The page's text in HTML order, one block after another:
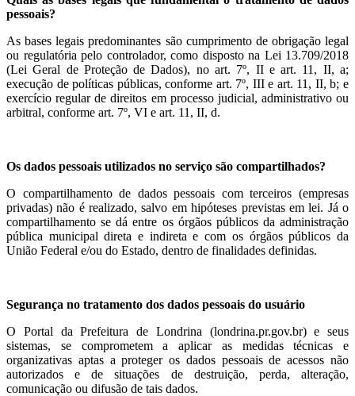
pessoais?
As bases legais predominantes são cumprimento de obrigação legal
ou regulatória pelo controlador, como disposto na Lei 13.709/2018
(Lei Geral de Proteção de Dados), no art. 7º, II e art. 11, II, a;
execução de políticas públicas, conforme art. 7º, III e art. 11, II, b; e
exercício regular de direitos em processo judicial, administrativo ou
arbitral, conforme art. 7º, VI e art. 11, II, d.
Os dados pessoais utilizados no serviço são compartilhados?
O compartilhamento de dados pessoais com terceiros (empresas
privadas) não é realizado, salvo em hipóteses previstas em lei. Já o
compartilhamento se dá entre os órgãos públicos da administração
pública municipal direta e indireta e com os órgãos públicos da
União Federal e/ou do Estado, dentro de finalidades definidas.
Segurança no tratamento dos dados pessoais do usuário
O Portal da Prefeitura de Londrina (londrina.pr.gov.br) e seus
sistemas, se comprometem a aplicar as medidas técnicas e
organizativas aptas a proteger os dados pessoais de acessos não
autorizados e de situações de destruição, perda, alteração,
comunicação ou difusão de tais dados.